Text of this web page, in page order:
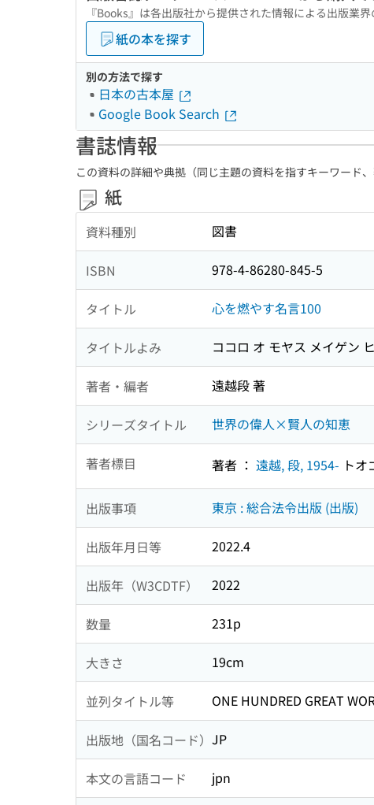
『Books』は各出版社から提供された情報による出版業
紙の本を探す
別の方法で探す
日本の古本屋
Google Book Search
書誌情報
この資料の詳細や典拠（同じ主題の資料を指すキーワード
紙
資料種別 図書
ISBN 978-4-86280-845-5
タイトル 心を燃やす名言100
タイトルよみ ココロ オ モヤス メイゲン
著者・編者 遠越段 著
シリーズタイトル 世界の偉人×賢人の知恵
著者標目 著者 ： 遠越, 段, 1954- ト
出版事項 東京 : 総合法令出版 (出版)
出版年月日等 2022.4
出版年（W3CDTF） 2022
数量 231p
大きさ 19cm
並列タイトル等 ONE HUNDRED GREAT
出版地（国名コード） JP
本文の言語コード jpn